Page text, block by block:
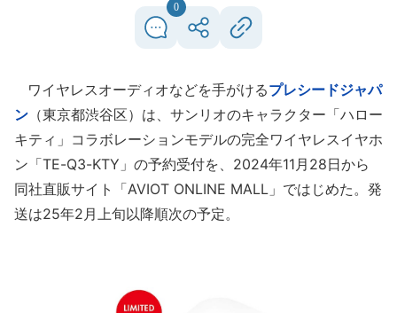
0
ワイヤレスオーディオなどを手がけるプレシードジャパ
ン （東京都渋谷区）は、サンリオのキャラクター「ハロー
キティ」コラボレーションモデルの完全ワイヤレスイヤホ
ン「TE-Q3-KTY」の予約受付を、2024年11月28日から
同社直販サイト「AVIOT ONLINE MALL」ではじめた。発
送は25年2月上旬以降順次の予定。